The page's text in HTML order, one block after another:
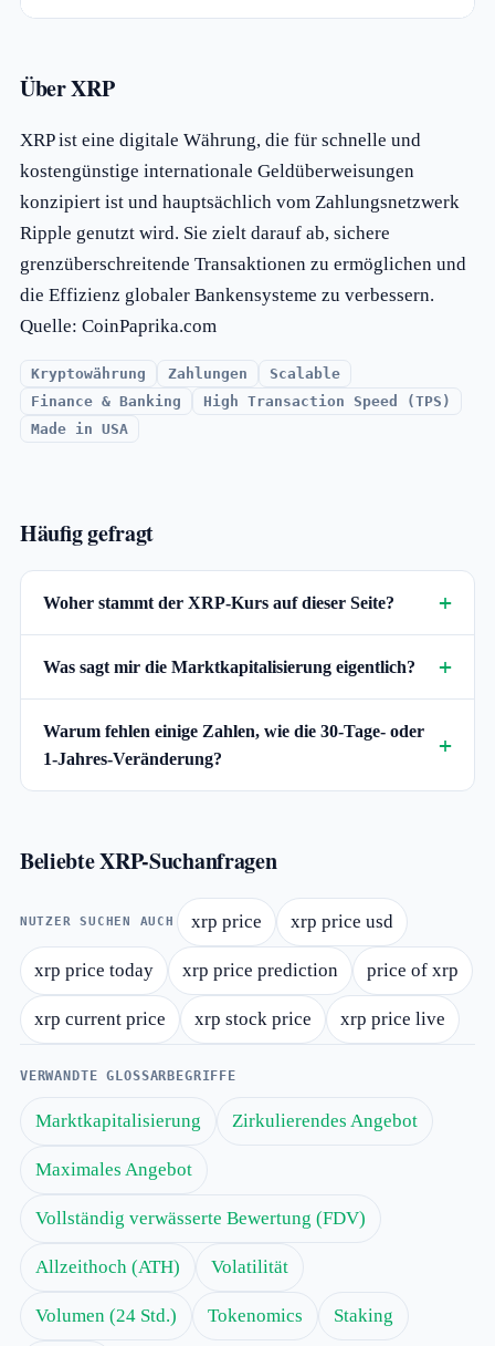
Über XRP
XRP ist eine digitale Währung, die für schnelle und
kostengünstige internationale Geldüberweisungen
konzipiert ist und hauptsächlich vom Zahlungsnetzwerk
Ripple genutzt wird. Sie zielt darauf ab, sichere
grenzüberschreitende Transaktionen zu ermöglichen und
die Effizienz globaler Bankensysteme zu verbessern.
Quelle: CoinPaprika.com
Kryptowährung Zahlungen
Scalable
Finance & Banking
High Transaction Speed (TPS)
Made in USA
Beliebte XRP-Suchanfragen
NUTZER SUCHEN AUCH xrp price xrp price usd
xrp price today xrp price prediction price of xrp
xrp current price xrp stock price xrp price live
Häufig gefragt
Woher stammt der XRP-Kurs auf dieser Seite?
Was sagt mir die Marktkapitalisierung eigentlich?
Warum fehlen einige Zahlen, wie die 30-Tage- oder
1-Jahres-Veränderung?
VERWANDTE GLOSSARBEGRIFFE
Marktkapitalisierung Zirkulierendes Angebot
Maximales Angebot
Vollständig verwässerte Bewertung (FDV)
Allzeithoch (ATH) Volatilität
Volumen (24 Std.) Tokenomics Staking